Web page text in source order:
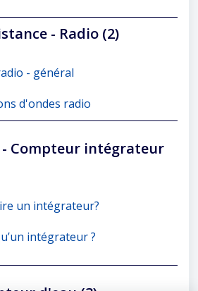
- Radio (2)
- général
d'ondes radio
- Compteur intégrateur
un intégrateur?
intégrateur ?